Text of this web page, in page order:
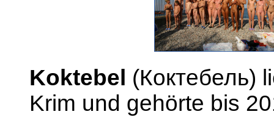
Koktebel (Коктебель)
Krim und gehörte bis